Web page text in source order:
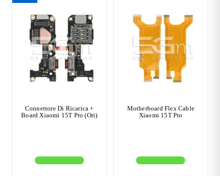
Connettore Di Ricarica +
Board Xiaomi 15T Pro (Ori)
Motherboard Flex Cable
Xiaomi 15T Pro